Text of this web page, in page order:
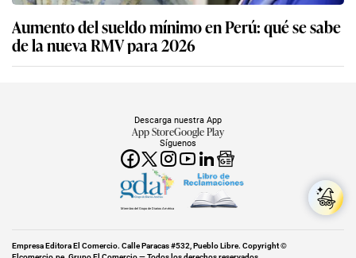
Aumento del sueldo mínimo en Perú: qué se sabe
de la nueva RMV para 2026
Síguenos
Descarga nuestra App
App StoreGoogle Play
Miembro del Grupo de Diarios América
Empresa Editora El Comercio. Calle Paracas #532, Pueblo Libre. Copyright ©